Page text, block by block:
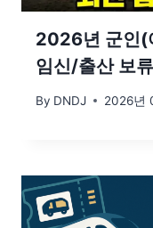
2026년 군인(
임신/출산 보
By DNDJ 2026년